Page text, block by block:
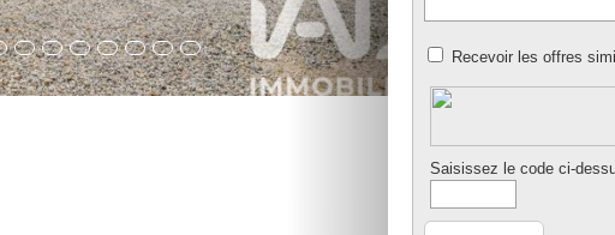
Recevoir les offres
Saisissez le code ci-